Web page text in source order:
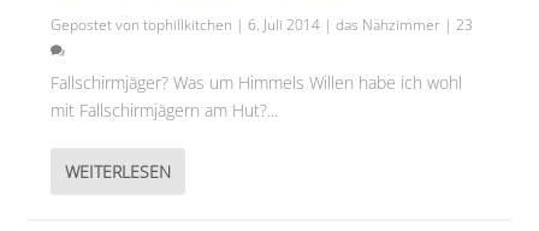
Gepostet vontophillkitchen |6. Juli 2014 |das Nähzimmer |23
Fallschirmjäger? Was um Himmels Willen habe ich wohl
mit Fallschirmjägern am Hut?...
WEITERLESEN